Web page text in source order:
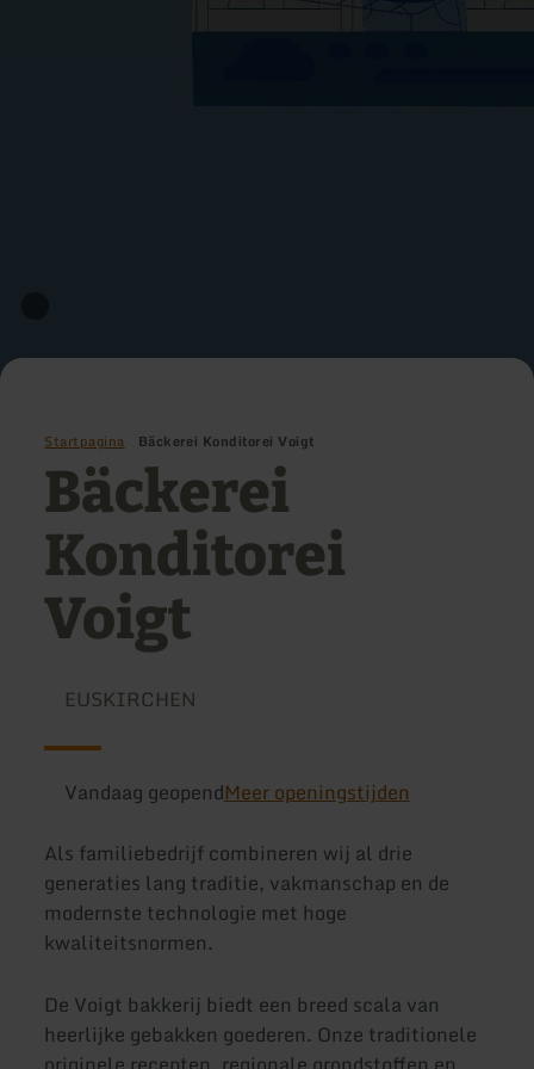
Startpagina Bäckerei Konditorei Voigt
Bäckerei
Konditorei
Voigt
EUSKIRCHEN
Vandaag geopendMeer openingstijden
Als familiebedrijf combineren wij al drie
generaties lang traditie, vakmanschap en de
modernste technologie met hoge
kwaliteitsnormen.
De Voigt bakkerij biedt een breed scala van
heerlijke gebakken goederen. Onze traditionele